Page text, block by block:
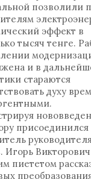
позволили
эффект в
тысяч тенге.
и в
стараются
духу
присоединился
Игорь
пиететом